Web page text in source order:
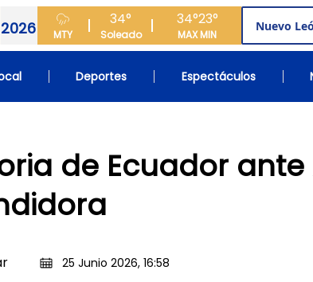
2026 MTY
34°
Soleado
34°
MAX
23°
MIN
Deportes Espectáculos
de Ecuador
25 Junio 2026, 16:58